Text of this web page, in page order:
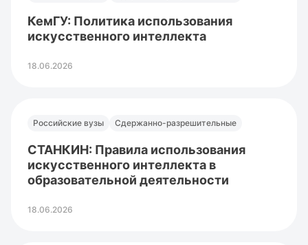
КемГУ: Политика использования
искусственного интеллекта
18.06.2026
Российские вузы Сдержанно-разрешительные
СТАНКИН: Правила использования
искусственного интеллекта в
образовательной деятельности
18.06.2026